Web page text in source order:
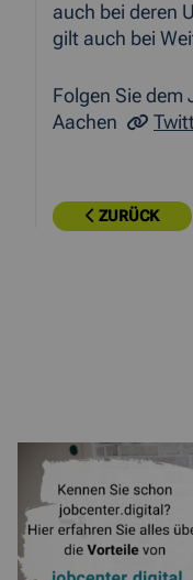
auch bei deren
gilt auch bei
Folgen Sie
Aachen
ZURÜCK